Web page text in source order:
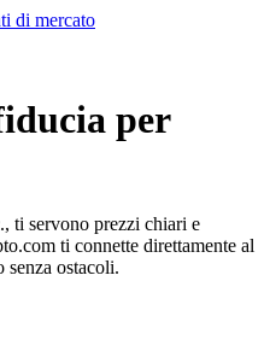
di mercato
per
ti servono prezzi chiari e
ti connette direttamente al
senza ostacoli.